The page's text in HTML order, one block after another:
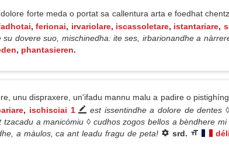
forte meda o portat sa callentura arta e foedhat
,ferionai, irvariolare, iscassoletare, istantariare,
dovere suo, mischinedha: ite ses, irbarionandhe a
, phantasieren.
unu dispraxere, un'ifadu mannu malu a padire o
, ischisciai 1
est issentindhe a dolore de dentes
a manicómiu ◊ cudhos zogos bellos a bèndhere
a màulos, ca ant leadu fragu de peta!
srd.